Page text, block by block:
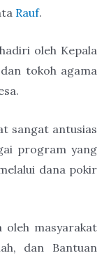
Rauf.
oleh Kepala
tokoh agama
sangat antusias
program yang
dana pokir
oleh masyarakat
dan Bantuan